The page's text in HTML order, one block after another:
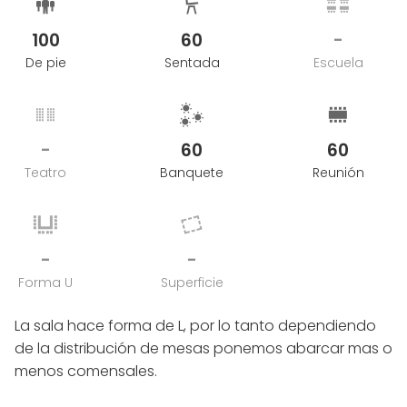
100
De pie
60
Sentada
-
Escuela
-
Teatro
60
Banquete
60
Reunión
-
Forma U
-
Superficie
La sala hace forma de L, por lo tanto dependiendo
de la distribución de mesas ponemos abarcar mas o
menos comensales.